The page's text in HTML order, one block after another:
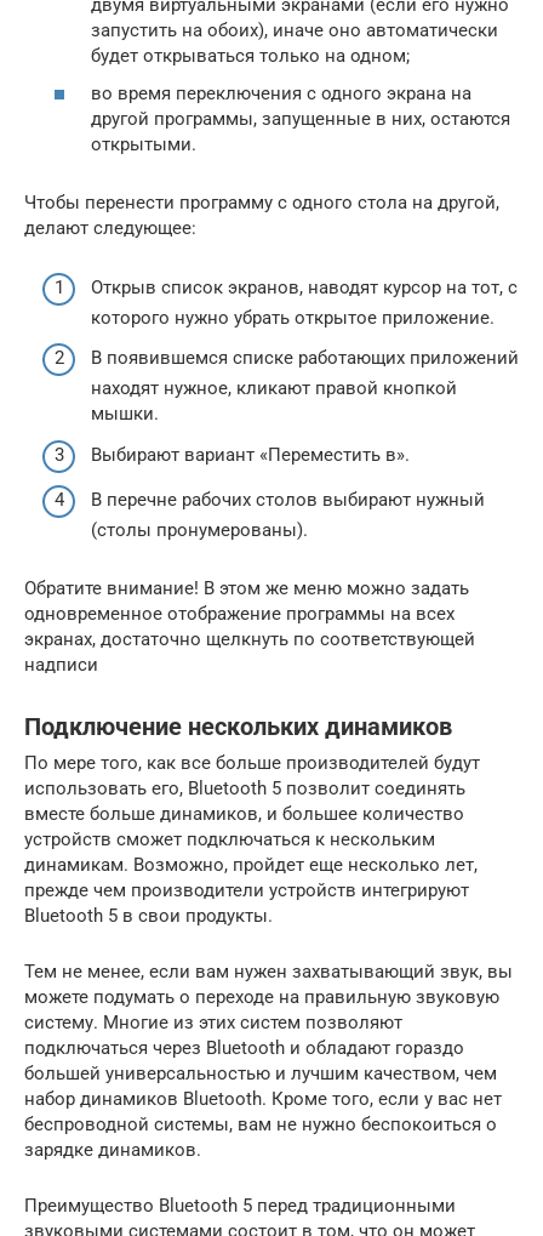
двумя виртуальными экранами (если его нужно
запустить на обоих), иначе оно автоматически
будет открываться только на одном;
во время переключения с одного экрана на
другой программы, запущенные в них, остаются
открытыми.
Чтобы перенести программу с одного стола на другой,
делают следующее:
Открыв список экранов, наводят курсор на тот, с
которого нужно убрать открытое приложение.
В появившемся списке работающих приложений
находят нужное, кликают правой кнопкой
мышки.
Выбирают вариант «Переместить в».
В перечне рабочих столов выбирают нужный
(столы пронумерованы).
Обратите внимание! В этом же меню можно задать
одновременное отображение программы на всех
экранах, достаточно щелкнуть по соответствующей
надписи
Подключение нескольких динамиков
По мере того, как все больше производителей будут
использовать его, Bluetooth 5 позволит соединять
вместе больше динамиков, и большее количество
устройств сможет подключаться к нескольким
динамикам. Возможно, пройдет еще несколько лет,
прежде чем производители устройств интегрируют
Bluetooth 5 в свои продукты.
Тем не менее, если вам нужен захватывающий звук, вы
можете подумать о переходе на правильную звуковую
систему. Многие из этих систем позволяют
подключаться через Bluetooth и обладают гораздо
большей универсальностью и лучшим качеством, чем
набор динамиков Bluetooth. Кроме того, если у вас нет
беспроводной системы, вам не нужно беспокоиться о
зарядке динамиков.
Преимущество Bluetooth 5 перед традиционными
звуковыми системами состоит в том, что он может